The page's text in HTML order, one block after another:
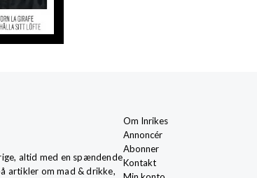
altid med en spændende
artikler om mad & drikke,
Om Inrikes
Annoncér
Abonner
Kontakt